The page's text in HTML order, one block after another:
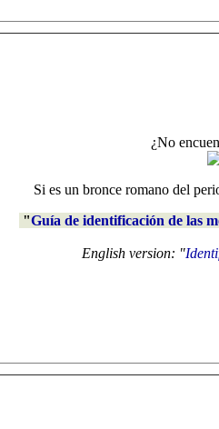
¿No
Si es un bronce romano del
"Guía de identificación de las
English version: "